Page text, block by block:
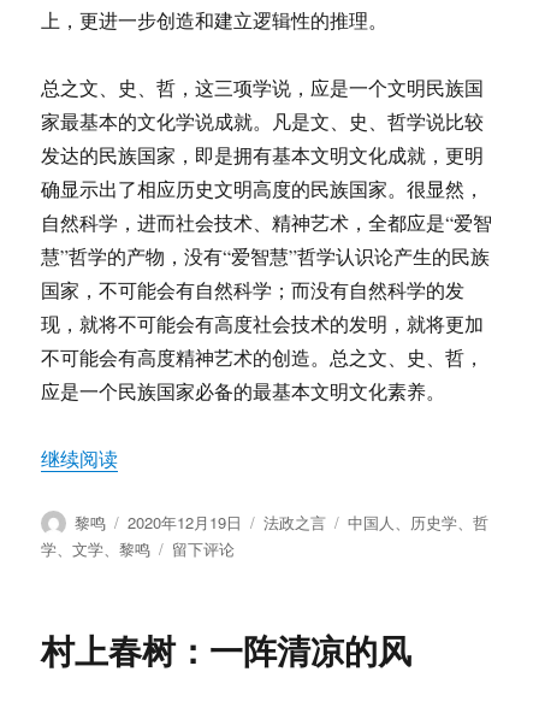
上，更进一步创造和建立逻辑性的推理。
总之文、史、哲，这三项学说，应是一个文明民族国
家最基本的文化学说成就。凡是文、史、哲学说比较
发达的民族国家，即是拥有基本文明文化成就，更明
确显示出了相应历史文明高度的民族国家。很显然，
自然科学，进而社会技术、精神艺术，全都应是“爱智
慧”哲学的产物，没有“爱智慧”哲学认识论产生的民族
国家，不可能会有自然科学；而没有自然科学的发
现，就将不可能会有高度社会技术的发明，就将更加
不可能会有高度精神艺术的创造。总之文、史、哲，
应是一个民族国家必备的最基本文明文化素养。
继续阅读“黎鸣：中国人只有历史学，既无纯文学，更无纯
作
者
黎鸣
发
布
2020年12月19日
分
法政之言
标
中国人、 历史学、哲
学、文学、黎鸣
于
国
留下评论
村上春树：一阵清凉的风